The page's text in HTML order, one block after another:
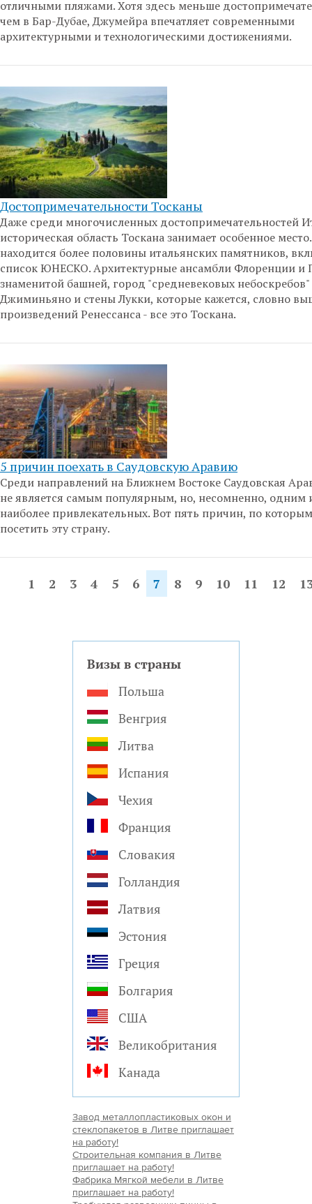
отличными пляжами. Хотя здесь меньше
чем в Бар-Дубае, Джумейра впечатляет современными
архитектурными и технологическими достижениями.
Достопримечательности Тосканы
Даже среди многочисленных достопримечательностей
историческая область Тоскана занимает особенное
находится более половины итальянских памятников,
список ЮНЕСКО. Архитектурные ансамбли Флоренции и
знаменитой башней, город "средневековых
Джиминьяно и стены Лукки, которые кажется, словно
произведений Ренессанса - все это Тоскана.
5 причин поехать в Саудовскую Аравию
Среди направлений на Ближнем Востоке Саудовская
не является самым популярным, но, несомненно, одним
наиболее привлекательных. Вот пять причин, по
посетить эту страну.
1 2 3 4 5 6 7 8 9 10 11 12
Визы в страны
Польша
Венгрия
Литва
Испания
Чехия
Франция
Словакия
Голландия
Латвия
Эстония
Греция
Болгария
США
Великобритания
Канада
Завод металлопластиковых окон и
стеклопакетов в Литве приглашает
на работу!
Строительная компания в Литве
приглашает на работу!
Фабрика Мягкой мебели в Литве
приглашает на работу!